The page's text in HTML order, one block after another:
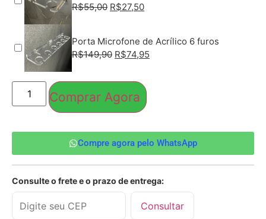
R$55,00 R$27,50
Porta Microfone de Acrílico 6 furos
R$149,90 R$74,95
Comprar Agora
Compre agora pelo WhatsApp
Consulte o frete e o prazo de entrega:
Consultar